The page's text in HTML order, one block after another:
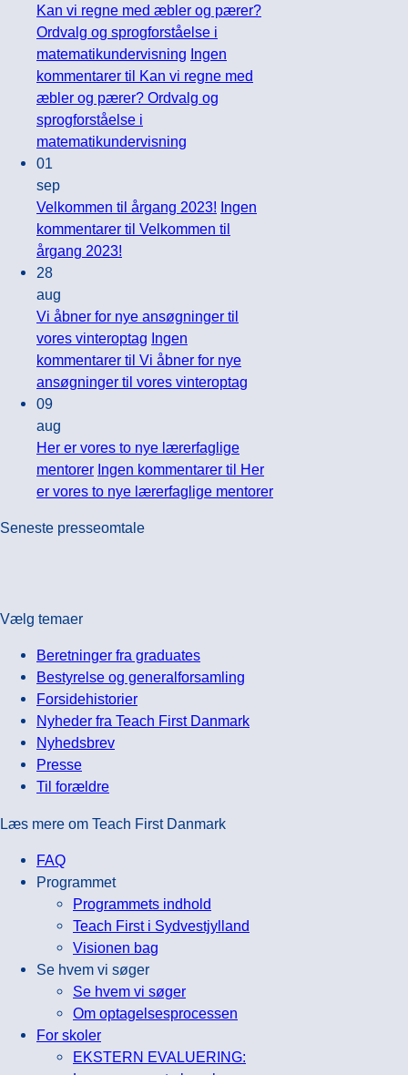
Kan vi regne med æbler og pærer?
Ordvalg og sprogforståelse i
matematikundervisning Ingen
kommentarer til Kan vi regne med
æbler og pærer? Ordvalg og
sprogforståelse i
matematikundervisning
01
sep
Velkommen til årgang 2023! Ingen
kommentarer til Velkommen til
årgang 2023!
28
aug
Vi åbner for nye ansøgninger til
vores vinteroptag Ingen
kommentarer til Vi åbner for nye
ansøgninger til vores vinteroptag
09
aug
Her er vores to nye lærerfaglige
mentorer Ingen kommentarer til Her
er vores to nye lærerfaglige mentorer
Seneste presseomtale
Vælg temaer
Beretninger fra graduates
Bestyrelse og generalforsamling
Forsidehistorier
Nyheder fra Teach First Danmark
Nyhedsbrev
Presse
Til forældre
Læs mere om Teach First Danmark
FAQ
Programmet
Programmets indhold
Teach First i Sydvestjylland
Visionen bag
Se hvem vi søger
Se hvem vi søger
Om optagelsesprocessen
For skoler
EKSTERN EVALUERING: